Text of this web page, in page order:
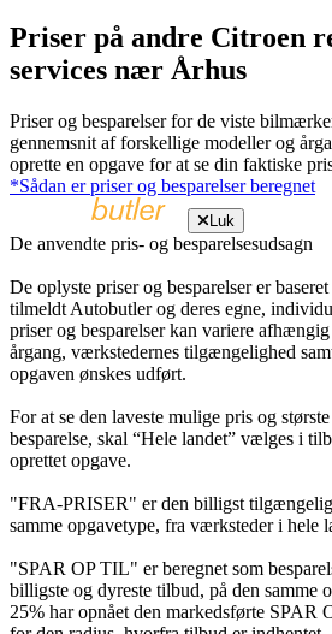
Priser på andre Citroen
services nær Århus
Priser og besparelser for de viste
gennemsnit af forskellige modeller og
oprette en opgave for at se din faktiske
*Sådan er priser og besparelser beregnet
Luk
De anvendte pris- og besparelsesudsagn
De oplyste priser og besparelser er
tilmeldt Autobutler og deres egne,
priser og besparelser kan variere
årgang, værkstedernes tilgængelighed
opgaven ønskes udført.
For at se den laveste mulige pris og
besparelse, skal “Hele landet” vælges i
oprettet opgave.
"FRA-PRISER" er den billigst
samme opgavetype, fra værksteder i hele
"SPAR OP TIL" er beregnet som
billigste og dyreste tilbud, på den samme
25% har opnået den markedsførte SPAR